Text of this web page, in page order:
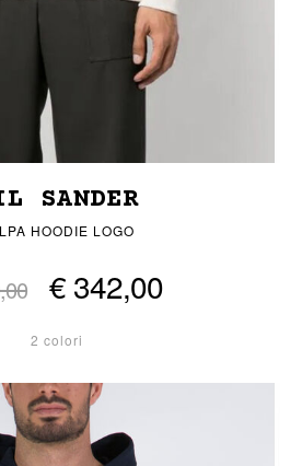
SANDER
HOODIE LOGO
€ 342,00
2 colori